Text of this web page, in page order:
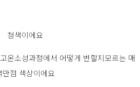
청색이에요
온소성과정에서 어떻게 변할지모르는 매
만점 색상이에요